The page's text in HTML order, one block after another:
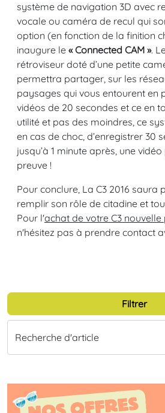
Filtrer
Recherche d'article
système de navigation 3D avec
vocale ou caméra de recul qui
option (en fonction de la finition
inaugure le « Connected CAM ».
rétroviseur doté d’une petite
permettra partager, sur les
paysages qui vous entourent en
vidéos de 20 secondes et ce en
utilité et pas des moindres, ce
en cas de choc, d’enregistrer 30
jusqu’à 1 minute après, une
preuve !
Pour conclure, La C3 2016 saura
remplir son rôle de citadine et
Pour l'achat de votre C3
n'hésitez pas à prendre contact